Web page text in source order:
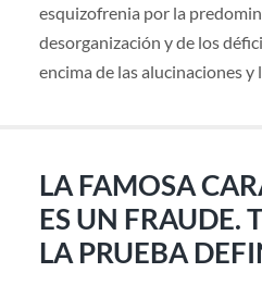
esquizofrenia por la
desorganización y de los
encima de las alucinaciones
LA FAMOSA
ES UN FRAUDE.
LA PRUEBA